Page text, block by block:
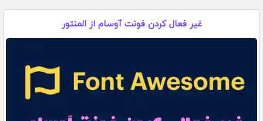
غیر فعال کردن فونت آوسام از المنتور